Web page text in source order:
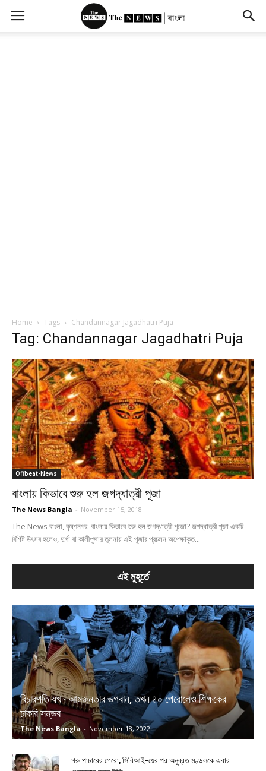
Home Tags Chandannagar Jagadhatri Puja
Tag: Chandannagar Jagadhatri Puja
Offbeat-News
বাংলায় কিভাবে শুরু হল জগদ্ধাত্রী পূজা
The News Bangla - November 15, 2018
The News বাংলা, কৃষ্ণনগর: বাংলায় কিভাবে শুরু হল জগদ্ধাত্রী পুজো? জগদ্ধাত্রী পূজা একটি
বিশিষ্ট উৎসব হলেও, দুর্গা বা কালীপূজার তুলনায় এই পূজার প্রচলন অপেক্ষাকৃত...
এই মুহূর্তে
বিচারপতি যখন আমজনতার ভগবান, তখন ৪০ পেরোলেও শিক্ষকের
চাকরি সম্ভব
The News Bangla - November 18, 2022
গরু পাচারের গেরো, সিবিআই-য়ের পর অনুব্রত মণ্ডলকে এবার